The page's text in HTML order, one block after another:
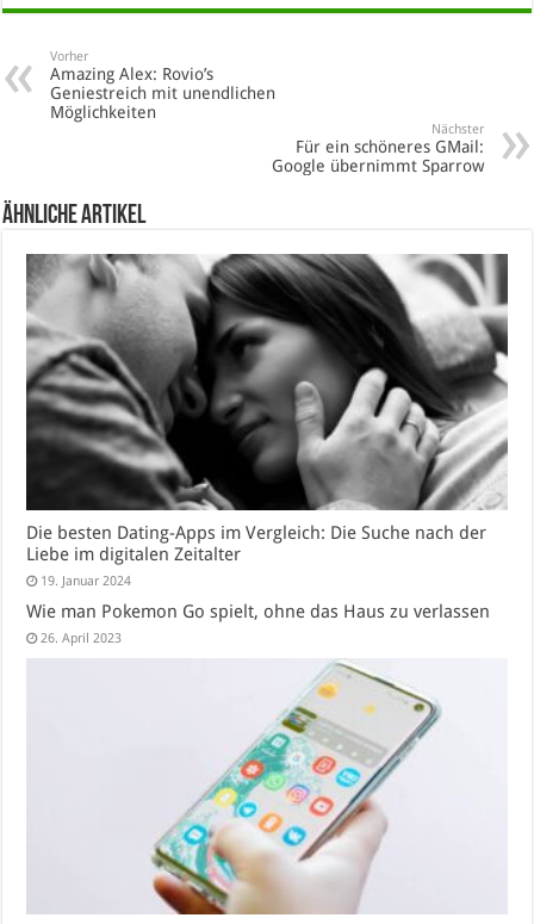
Vorher
Amazing Alex: Rovio’s
Geniestreich mit unendlichen
Möglichkeiten
Nächster
Für ein schöneres GMail:
Google übernimmt Sparrow
Ähnliche Artikel
Die besten Dating-Apps im Vergleich: Die Suche nach der
Liebe im digitalen Zeitalter
19. Januar 2024
Wie man Pokemon Go spielt, ohne das Haus zu verlassen
26. April 2023